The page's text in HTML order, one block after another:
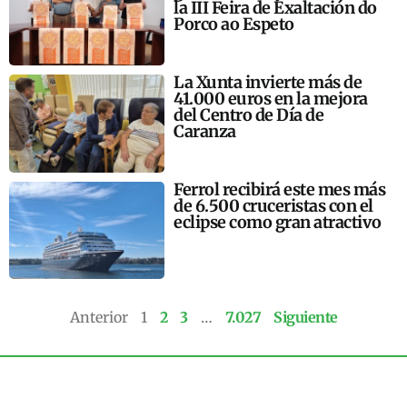
la III Feira de Exaltación do
Porco ao Espeto
La Xunta invierte más de
41.000 euros en la mejora
del Centro de Día de
Caranza
Ferrol recibirá este mes más
de 6.500 cruceristas con el
eclipse como gran atractivo
Anterior 1 2 3 … 7.027 Siguiente